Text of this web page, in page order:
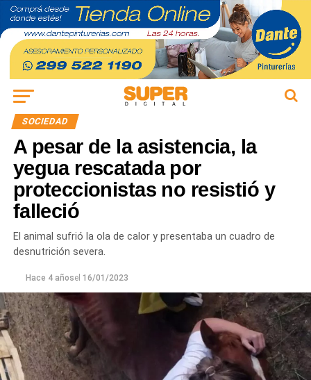
SOCIEDAD
A pesar de la asistencia, la
yegua rescatada por
proteccionistas no resistió y
falleció
El animal sufrió la ola de calor y presentaba un cuadro de
desnutrición severa.
Hace 4 añosel 16/01/2023